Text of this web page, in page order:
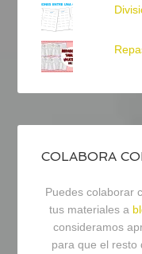
COLABORA
Puedes colaborar
tus materiales a
consideramos
para que el resto